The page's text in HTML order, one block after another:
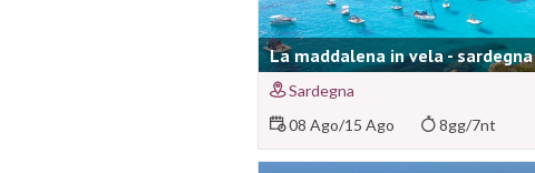
La maddalena in vela - sardegna
Sardegna
08 Ago/15 Ago 8gg/7nt